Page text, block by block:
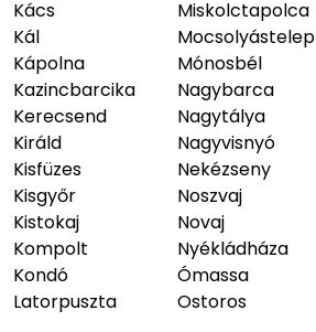
Kács
Kál
Kápolna
Kazincbarcika
Kerecsend
Királd
Kisfüzes
Kisgyőr
Kistokaj
Kompolt
Kondó
Latorpuszta
Miskolctapolca
Mocsolyástelep
Mónosbél
Nagybarca
Nagytálya
Nagyvisnyó
Nekézseny
Noszvaj
Novaj
Nyékládháza
Ómassa
Ostoros